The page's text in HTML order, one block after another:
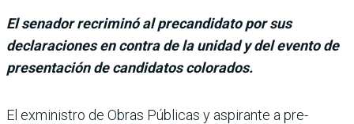
El senador recriminó al precandidato por sus
declaraciones en contra de la unidad y del evento de
presentación de candidatos colorados.
El exministro de Obras Públicas y aspirante a pre­